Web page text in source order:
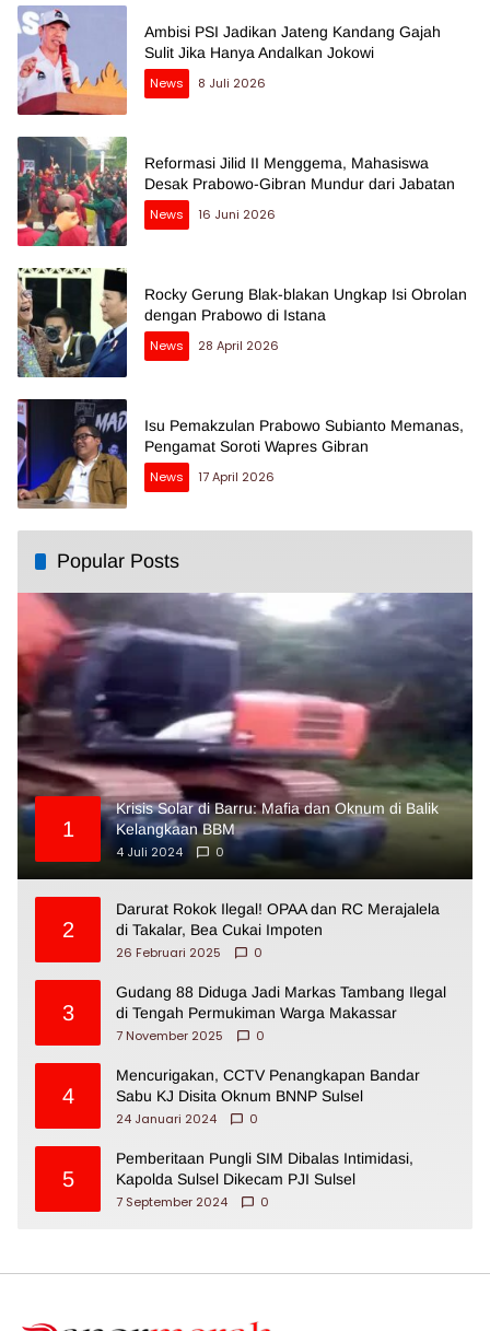
Ambisi PSI Jadikan Jateng Kandang Gajah
Sulit Jika Hanya Andalkan Jokowi
News
8 Juli 2026
Reformasi Jilid II Menggema, Mahasiswa
Desak Prabowo-Gibran Mundur dari Jabatan
News
16 Juni 2026
Rocky Gerung Blak-blakan Ungkap Isi Obrolan
dengan Prabowo di Istana
News
28 April 2026
Isu Pemakzulan Prabowo Subianto Memanas,
Pengamat Soroti Wapres Gibran
News
17 April 2026
Popular Posts
1
Krisis Solar di Barru: Mafia dan Oknum di Balik
Kelangkaan BBM
4 Juli 2024
0
2
Darurat Rokok Ilegal! OPAA dan RC Merajalela
di Takalar, Bea Cukai Impoten
26 Februari 2025
0
3
Gudang 88 Diduga Jadi Markas Tambang Ilegal
di Tengah Permukiman Warga Makassar
7 November 2025
0
4
Mencurigakan, CCTV Penangkapan Bandar
Sabu KJ Disita Oknum BNNP Sulsel
24 Januari 2024
0
5
Pemberitaan Pungli SIM Dibalas Intimidasi,
Kapolda Sulsel Dikecam PJI Sulsel
7 September 2024
0